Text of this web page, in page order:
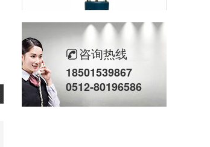
立式计量泵(2)
咨询热线
18501539867
0512-80196586